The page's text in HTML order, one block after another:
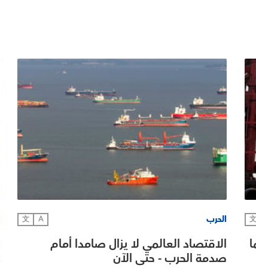
文 الحرب A
文
الاقتصاد العالمي لا يزال صامدا أمام
صدمة الحرب - حتى الآن